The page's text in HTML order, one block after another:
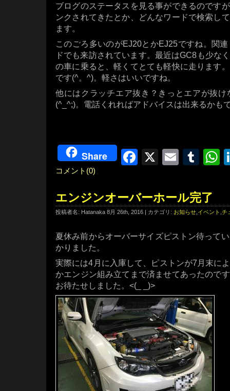
ブログのステータスを見る事ができるのです
ンクされてきたとか、どんなワードで検索し
ます。
このごろ多いのがEJ20とかEJ25ですね。関
ドでも来訪されています。最近はGC8も少な
の車に乗ると、軽くてとても軽快に走ります
です(^。^)。軽さはいいですね。
他にはクラッチエア抜き？きっとエアが抜
(^_^;)。電話くれればアドバイスは出来るかも
Share Facebook
X Email
コメント(0)
エンジンオーバーホール完了
投稿者名: Hatanaka 8月 26th, 2016 | カテゴリ: お知らせ イベント チ
夏休み前からオーバーサイズピストン待って
かりました。
実際には4月に入庫して、ピストンが7月末に
かエンジン組み立てまで済ませてあったので
お待たせしました。<(_ _)>